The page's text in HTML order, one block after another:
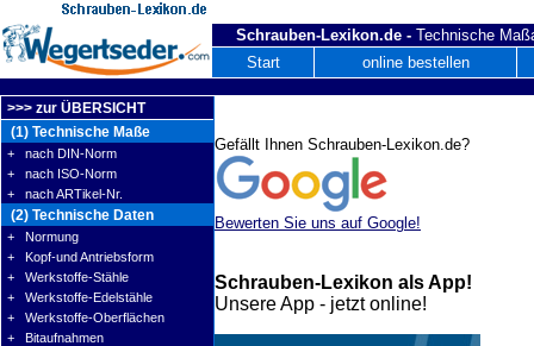
Schrauben-Lexikon.de - Technische
Start
online bestellen
>>> zur ÜBERSICHT
(1) Technische Maße
+ nach DIN-Norm
+ nach ISO-Norm
+ nach ARTikel-Nr.
(2) Technische Daten
+ Normung
+ Kopf-und Antriebsform
+ Werkstoffe-Stähle
+ Werkstoffe-Edelstähle
+ Werkstoffe-Oberflächen
+ Bitaufnahmen
Gefällt Ihnen Schrauben-Lexikon.de?
Bewerten Sie uns auf Google!
Schrauben-Lexikon als App!
Unsere App - jetzt online!